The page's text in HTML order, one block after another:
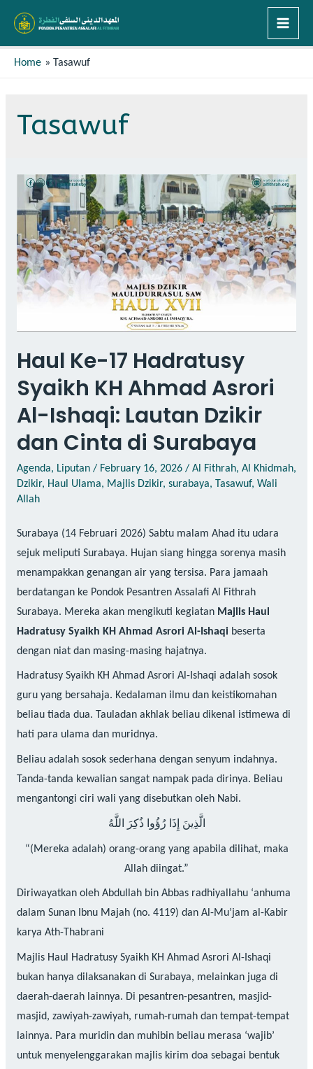
Home Tasawuf
Tasawuf
Haul Ke-17 Hadratusy
Syaikh KH Ahmad Asrori
Al-Ishaqi: Lautan Dzikir
dan Cinta di Surabaya
Agenda, Liputan/ February 16, 2026/ Al Fithrah, Al Khidmah,
Dzikir, Haul Ulama, Majlis Dzikir, surabaya, Tasawuf, Wali
Allah
Surabaya (14 Februari 2026) Sabtu malam Ahad itu udara
sejuk meliputi Surabaya. Hujan siang hingga sorenya masih
menampakkan genangan air yang tersisa. Para jamaah
berdatangan ke Pondok Pesantren Assalafi Al Fithrah
Surabaya. Mereka akan mengikuti kegiatanMajlis Haul
Hadratusy Syaikh KH Ahmad Asrori Al-Ishaqibeserta
dengan niat dan masing-masing hajatnya.
Hadratusy Syaikh KH Ahmad Asrori Al-Ishaqi adalah sosok
guru yang bersahaja. Kedalaman ilmu dan keistikomahan
beliau tiada dua. Tauladan akhlak beliau dikenal istimewa di
hati para ulama dan muridnya.
Beliau adalah sosok sederhana dengan senyum indahnya.
Tanda-tanda kewalian sangat nampak pada dirinya. Beliau
mengantongi ciri wali yang disebutkan oleh Nabi.
الَّذِينَ إِذَا رُؤُوا ذُكِرَ اللَّهُ
“(Mereka adalah) orang-orang yang apabila dilihat, maka
Allah diingat.”
Diriwayatkan oleh Abdullah bin Abbas radhiyallahu ‘anhuma
dalam Sunan Ibnu Majah (no. 4119) dan Al-Mu’jam al-Kabir
karya Ath-Thabrani
Majlis Haul Hadratusy Syaikh KH Ahmad Asrori Al-Ishaqi
bukan hanya dilaksanakan di Surabaya, melainkan juga di
daerah-daerah lainnya. Di pesantren-pesantren, masjid-
masjid, zawiyah-zawiyah, rumah-rumah dan tempat-tempat
lainnya. Para muridin dan muhibin beliau merasa ‘wajib’
untuk menyelenggarakan majlis kirim doa sebagai bentuk